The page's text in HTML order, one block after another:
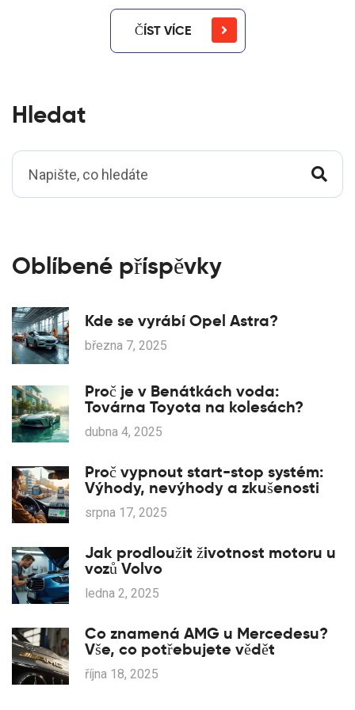
ČÍST VÍCE
Hledat
Oblíbené příspěvky
Kde se vyrábí Opel Astra?
března 7, 2025
Proč je v Benátkách voda:
Továrna Toyota na kolesách?
dubna 4, 2025
Proč vypnout start-stop systém:
Výhody, nevýhody a zkušenosti
srpna 17, 2025
Jak prodloužit životnost motoru u
vozů Volvo
ledna 2, 2025
Co znamená AMG u Mercedesu?
Vše, co potřebujete vědět
října 18, 2025